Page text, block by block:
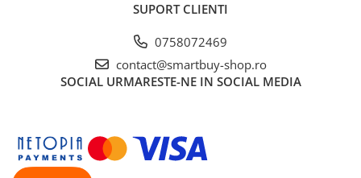
SUPORT CLIENTI
0758072469
contact@smartbuy-shop.ro
SOCIAL URMARESTE-NE IN SOCIAL MEDIA